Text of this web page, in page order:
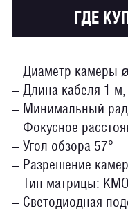
ГДЕ
– Диаметр камеры
– Длина кабеля 1
– Минимальный
– Фокусное
– Угол обзора 57°
– Разрешение
– Тип матрицы:
– Светодиодная